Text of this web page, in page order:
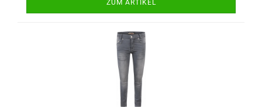
ZUM ARTIKEL